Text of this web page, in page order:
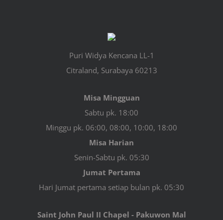
Puri Widya Kencana LL-1
Citraland, Surabaya 60213
Misa Mingguan
Sabtu pk. 18:00
Minggu pk. 06:00, 08:00, 10:00, 18:00
Misa Harian
Senin-Sabtu pk. 05:30
Jumat Pertama
Hari Jumat pertama setiap bulan pk. 05:30
Saint John Paul II Chapel - Pakuwon Mal